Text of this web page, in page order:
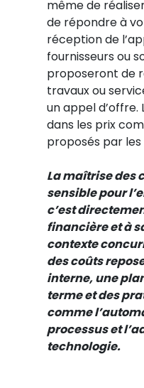
même de
de répondre à
réception de
fournisseurs ou
proposeront de
travaux ou
un appel d’offre.
dans les prix
proposés par les
La maîtrise des
sensible pour
c’est
financière et à
contexte
des coûts
interne, une
terme et des
comme
processus et
technologie.